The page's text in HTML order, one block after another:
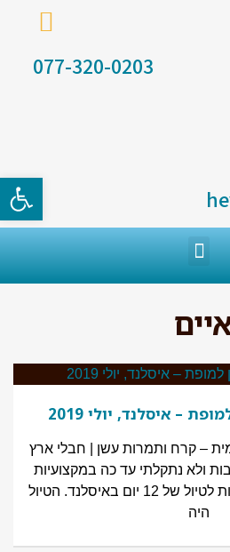
077-320-0203
– איסלנד, יולי 2019
– קרח ותמרות עשן | חבלי ארץ
ולא נתקלתי עד כה במקצועיות
כזו. היינו קבוצה של 4 זוגות לטיול של 12 יום באיסלנד. הטיול
היה
פתח